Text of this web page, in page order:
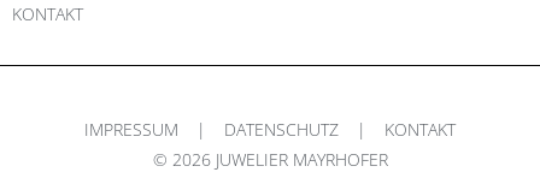
KONTAKT
IMPRESSUM | DATENSCHUTZ |
KONTAKT
© 2026 JUWELIER MAYRHOFER